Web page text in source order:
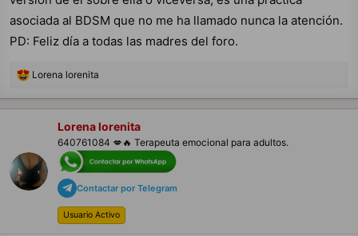
asociada al BDSM que no me ha llamado nunca la atención.
PD: Feliz día a todas las madres del foro.
R
a
c
o
n
s
Lorena lorenita
Lorena lorenita
640761084 💋🔥 Terapeuta emocional para adultos.
Contactar por Telegram
Usuario Activo